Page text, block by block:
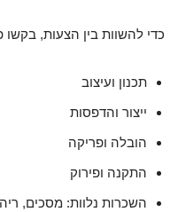
כדי להשוות בין הצעות, בקשו
תכנון ועיצוב
ייצור והדפסות
הובלה ופריקה
התקנה ופירוק
השכרות נלוות: מסכים,